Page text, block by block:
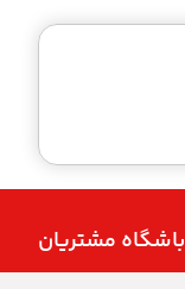
باشگاه مشتریان